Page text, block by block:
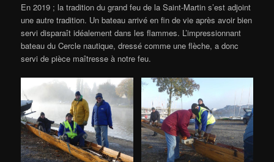
En 2019 ; la tradition du grand feu de la Saint-Martin s’est adjoint
une autre tradition. Un bateau arrivé en fin de vie après avoir bien
servi disparaît idéalement dans les flammes. L’impressionnant
bateau du Cercle nautique, dressé comme une flèche, a donc
servi de pièce maîtresse à notre feu.